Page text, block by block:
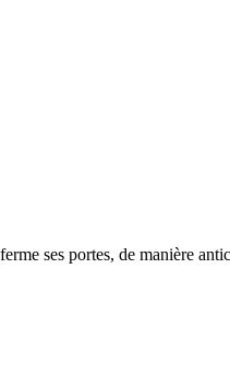
ses portes, de manière